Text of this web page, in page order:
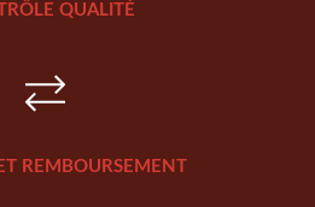
QUALITÉ
REMBOURSEMENT